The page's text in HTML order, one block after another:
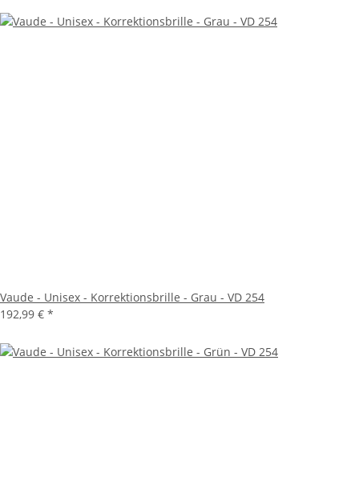
Vaude - Unisex - Korrektionsbrille - Grau - VD 254
192,99 € *